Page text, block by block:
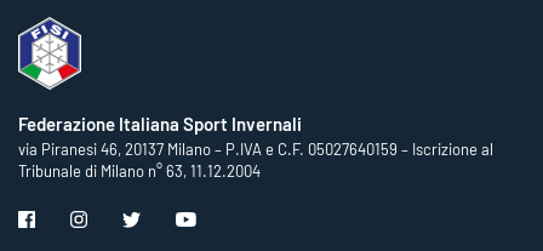
Federazione Italiana Sport Invernali
via Piranesi 46, 20137 Milano – P.IVA e C.F. 05027640159 – Iscrizione al
Tribunale di Milano n° 63, 11.12.2004